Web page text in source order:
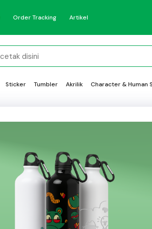
Order Tracking Artikel
Sticker Tumbler Akrilik Character & Human